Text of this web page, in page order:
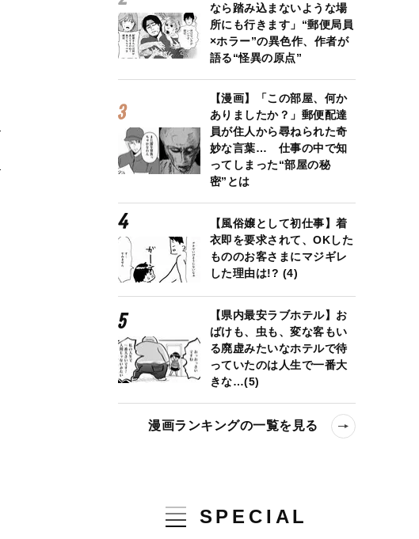
なら踏み込まないような場
所にも行きます」“郵便局員
×ホラー”の異色作、作者が
語る“怪異の原点”
【漫画】「この部屋、何か
ありましたか？」郵便配達
員が住人から尋ねられた奇
妙な言葉… 仕事の中で知
ってしまった“部屋の秘
密”とは
【風俗嬢として初仕事】着
衣即を要求されて、OKした
もののお客さまにマジギレ
した理由は!? (4)
【県内最安ラブホテル】お
ばけも、虫も、変な客もい
る廃虚みたいなホテルで待
っていたのは人生で一番大
きな…(5)
漫画ランキングの一覧を見る
SPECIAL